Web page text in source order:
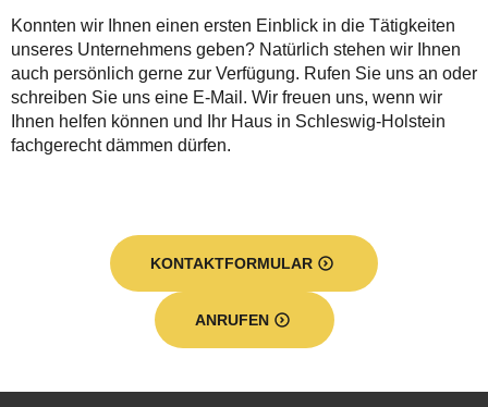
Konnten wir Ihnen einen ersten Einblick in die Tätigkeiten
unseres Unternehmens geben? Natürlich stehen wir Ihnen
auch persönlich gerne zur Verfügung. Rufen Sie uns an oder
schreiben Sie uns eine E-Mail. Wir freuen uns, wenn wir
Ihnen helfen können und Ihr Haus in Schleswig-Holstein
fachgerecht dämmen dürfen.
KONTAKTFORMULAR
ANRUFEN